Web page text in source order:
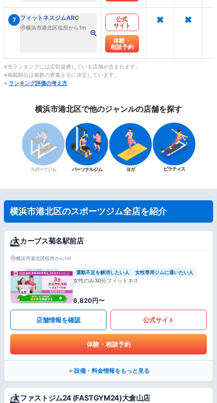
7 フィットネスジムARC
横浜市港北区役所から1m
公式
サイト
体験・
相談予約
× ×
※当ランキングには広告提携している店舗が含まれます。
※掲載順位は複数の要素を元に決定しています。
※ ランキング評価の考え方
横浜市港北区で他のジャンルの店舗を探す
スポーツジム パーソナルジム ヨガ ピラティス
横浜市港北区のスポーツジム全店を紹介
カーブス菊名駅前店
横浜市港北区役所から1m
運動不足を解消したい人 女性専用ジムに通いたい人
女性のみ30分フィットネス
6,820円〜
店舗情報を確認 公式サイト
体験・相談予約
設備・料金情報をもっと見る
ファストジム24 (FASTGYM24)大倉山店